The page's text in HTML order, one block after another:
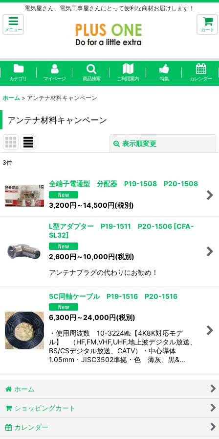
電気屋さん、電気工事屋さんにとって便利な商材お届けします！
メニュー カート
カテゴリ マイページ 商品検索 ご利用案内 特集 カレンダー
ホーム > アンテナ材料キャンペーン
アンテナ材料キャンペーン
表示順変更
並び順:
絞り込む
3件
全端子電通型 分配器 P19-1508 P20-1508
3,200円 ～14,500円(税別)
L型アダプター P19-1511 P20-1506 [CFA-
SL32]
2,600円 ～10,000円(税別)
アンテナプラグの代わりにお勧め！
5C同軸ケーブル P19-1516 P20-1516
6,300 円 ～24,000 円(税別)
・使用周波数 10-3224㎒【4K8K対応モデ
ル】 （HF,FM,VHF,UHF,地上波デジタル放送、
BS/CSデジタル放送、CATV）・中心導体
1.05mm・JISC3502準拠・色 薄灰、黒&…
ホーム
ショッピングカート
カレンダー